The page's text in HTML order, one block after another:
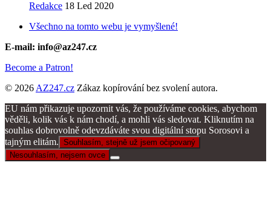
Redakce 18 Led 2020
Všechno na tomto webu je vymyšlené!
E-mail: info@az247.cz
Become a Patron!
© 2026 AZ247.cz Zákaz kopírování bez svolení autora.
EU nám přikazuje upozornit vás, že používáme cookies, abychom
věděli, kolik vás k nám chodí, a mohli vás sledovat. Kliknutím na
souhlas dobrovolně odevzdáváte svou digitální stopu Sorosovi a
tajným elitám. Souhlasím, stejně už jsem očipovaný
Nesouhlasím, nejsem ovce